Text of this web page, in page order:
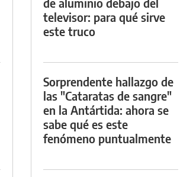
televisor: para qué sirve
este truco
Sorprendente hallazgo de
las "Cataratas de sangre"
en la Antártida: ahora se
sabe qué es este
fenómeno puntualmente